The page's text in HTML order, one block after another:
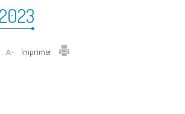
Imprimer Imprimer